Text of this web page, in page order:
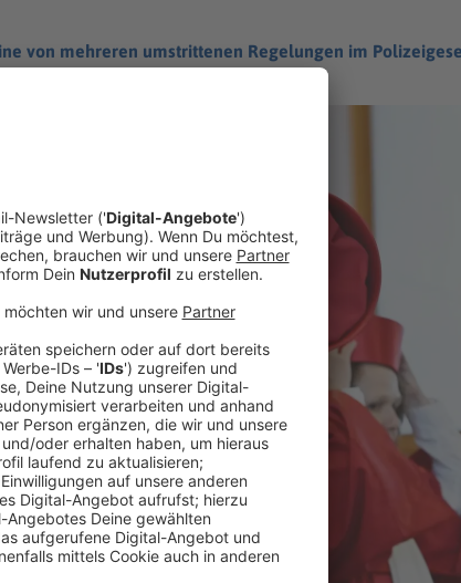
von mehreren umstrittenen Regelungen im